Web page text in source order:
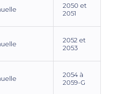
2050 et
2051
2052 et
2053
2054 à
2059-G